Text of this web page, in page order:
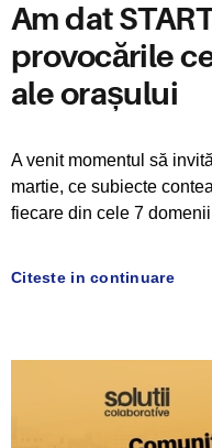
Am dat
provocările
ale orașului
A venit momentul să
martie, ce subiecte
fiecare din cele 7
Citeste in continuare